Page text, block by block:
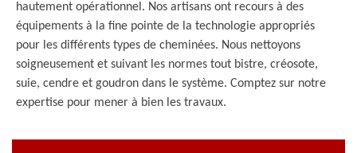
hautement opérationnel. Nos artisans ont recours à des
équipements à la fine pointe de la technologie appropriés
pour les différents types de cheminées. Nous nettoyons
soigneusement et suivant les normes tout bistre, créosote,
suie, cendre et goudron dans le système. Comptez sur notre
expertise pour mener à bien les travaux.